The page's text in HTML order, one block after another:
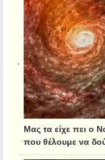
Μας τα είχε πει ο
που θέλουμε να